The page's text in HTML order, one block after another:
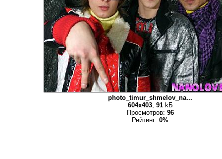
photo_timur_shmelov_na...
604x403, 91kБ
Просмотров: 96
Рейтинг: 0%